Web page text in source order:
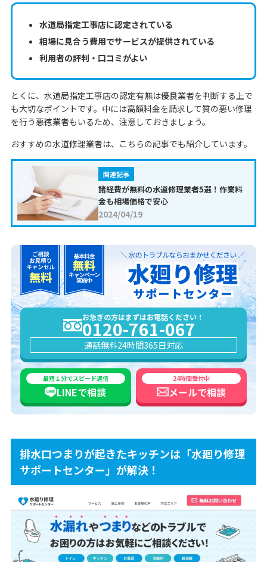
水道局指定工事店に認定されている
相場に見合う費用でサービスが提供されている
利用者の評判・口コミがよい
とくに、水道局指定工事店の認定有無は優良業者を判断する上で
も大切なポイントです。中には高額料金を請求して質の悪い修理
を行う悪徳業者もいるため、注意しておきましょう。
おすすめの水道修理業者は、こちらの記事でも紹介しています。
関連記事
諸経費が無料の水道修理業者5選！作業料
金も相場価格で安心
2024/04/19
お急ぎの方はまずはお電話ください！
0120-761-067
通話無料24時間365日対応
最短１分でスピード返信
LINEで相談
24時間受付中
メールで相談
排水口つまりが起きたキッチンは「水廻り修理
サポートセンター」が解決！